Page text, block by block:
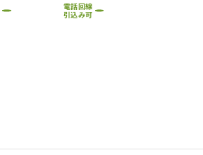
電話回線
引込み可